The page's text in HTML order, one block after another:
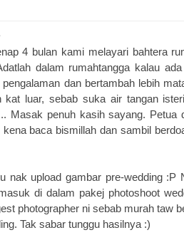
4 bulan kami melayari bahtera
dalam rumahtangga kalau
dan bertambah lebih
luar, sebab suka air tangan
Masak penuh kasih sayang.
baca bismillah dan sambil
nak upload gambar pre-wedding :P
di dalam pakej photoshoot
photographer ni sebab murah taw
Tak sabar tunggu hasilnya :)